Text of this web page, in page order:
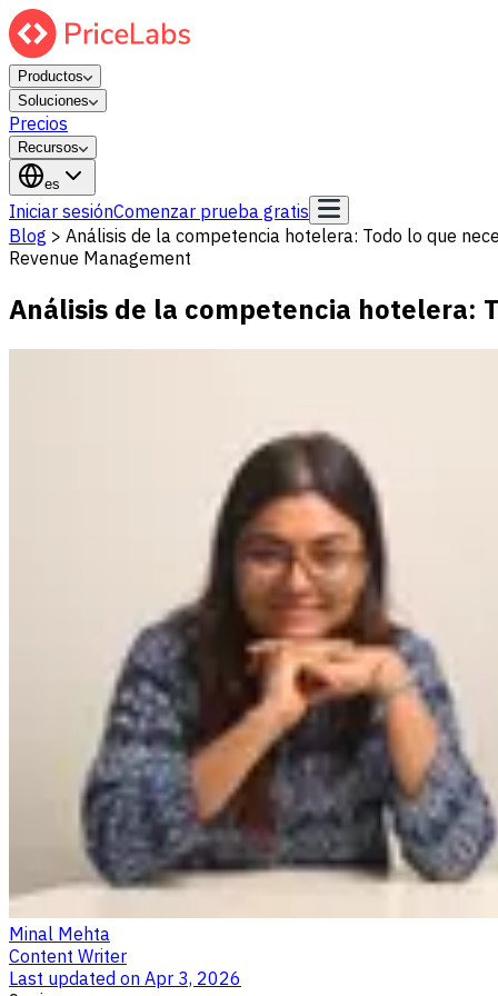
Productos
Soluciones
Precios
Recursos
es
Iniciar sesiónComenzar prueba gratis
Blog > Análisis de la competencia hotelera: Todo lo que
Revenue Management
Análisis de la competencia hotelera:
Minal Mehta
Content Writer
Last updated on Apr 3, 2026